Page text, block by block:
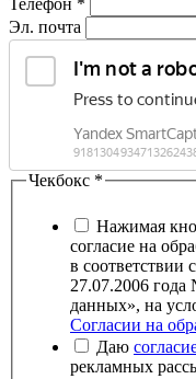
Телефон *
Эл. почта
Чекбокс *
Нажимая
согласие на
в соответствии
27.07.2006
данных», на
Согласии на
Даю
рекламных